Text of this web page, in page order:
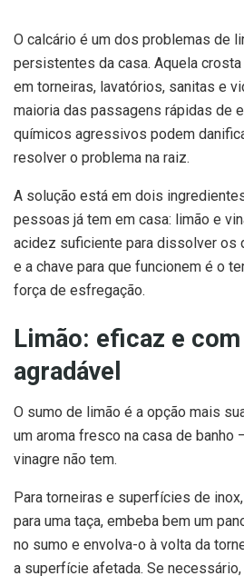
O calcário é um dos problemas de
persistentes da casa. Aquela
em torneiras, lavatórios, sanitas e
maioria das passagens rápidas de
químicos agressivos podem
resolver o problema na raiz.
A solução está em dois
pessoas já tem em casa: limão e
acidez suficiente para dissolver os
e a chave para que funcionem é o
força de esfregação.
Limão: eficaz e
agradável
O sumo de limão é a opção mais
um aroma fresco na casa de banho
vinagre não tem.
Para torneiras e superfícies de
para uma taça, embeba bem um
no sumo e envolva-o à volta da
a superfície afetada. Se